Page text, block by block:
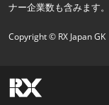
ナー企業数も含みます。
Copyright © RX Japan GK